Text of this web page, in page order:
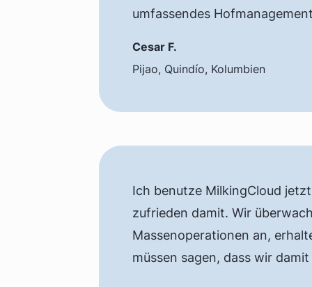
umfassendes
Cesar F.
Pijao, Quindío, Kolumbien
Ich benutze MilkingCloud
zufrieden damit. Wir
Massenoperationen an,
müssen sagen, dass wir